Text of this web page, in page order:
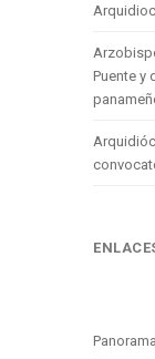
Puente y